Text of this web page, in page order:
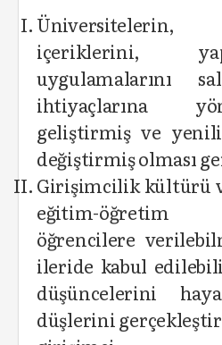
içeriklerini,
uygulamalarını
ihtiyaçlarına
geliştirmiş ve
değiştirmiş olması
Girişimcilik kültürü
eğitim-
öğrencilere
ileride kabul
düşüncelerini
düşlerini